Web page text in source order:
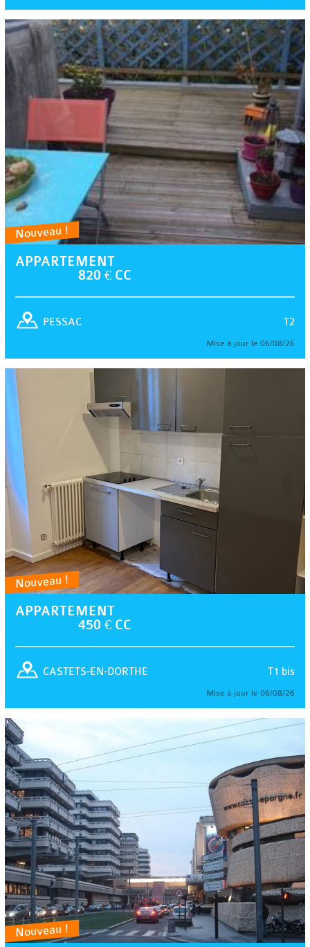
Nouveau !
APPARTEMENT
820 € CC
T2
PESSAC
Mise à jour le 06/08/26
Nouveau !
APPARTEMENT
450 € CC
T1 bis
CASTETS-EN-DORTHE
Mise à jour le 06/08/26
Nouveau !